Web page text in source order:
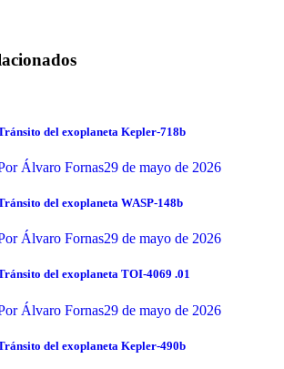
del exoplaneta Kepler-718b
Álvaro Fornas29 de mayo de 2026
del exoplaneta WASP-148b
Álvaro Fornas29 de mayo de 2026
del exoplaneta TOI-4069 .01
Álvaro Fornas29 de mayo de 2026
del exoplaneta Kepler-490b